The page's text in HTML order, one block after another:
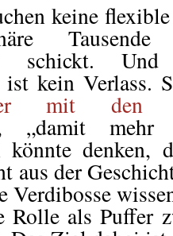
keine
schickt.
ist kein
mit den
„damit mehr
könnte denken,
aus der
Rolle als Puffer